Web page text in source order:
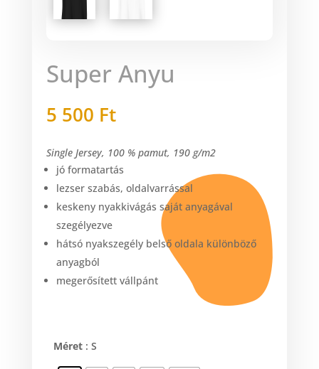
Super Anyu
5 500 Ft
Single Jersey, 100 % pamut, 190 g/m2
jó formatartás
lezser szabás, oldalvarrással
keskeny nyakkivágás saját anyagával
szegélyezve
hátsó nyakszegély belső oldala különböző
anyagból
megerősített vállpánt
Méret : S